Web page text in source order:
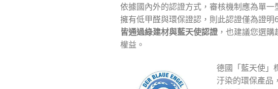
依據國內外的認證方式，審核機制應為單
擁有低甲醛與環保證認，則此認證僅為證
皆通過綠建材與藍天使認證 ，也建議您選
權益。
德國「藍天使」
汙染的環保產品